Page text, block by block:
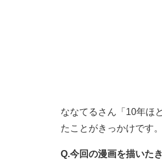
ななてるさん「10年ほ
たことがきっかけです
Q.今回の漫画を描いた